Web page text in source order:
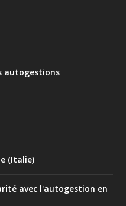
autogestions
(Italie)
avec l'autogestion en